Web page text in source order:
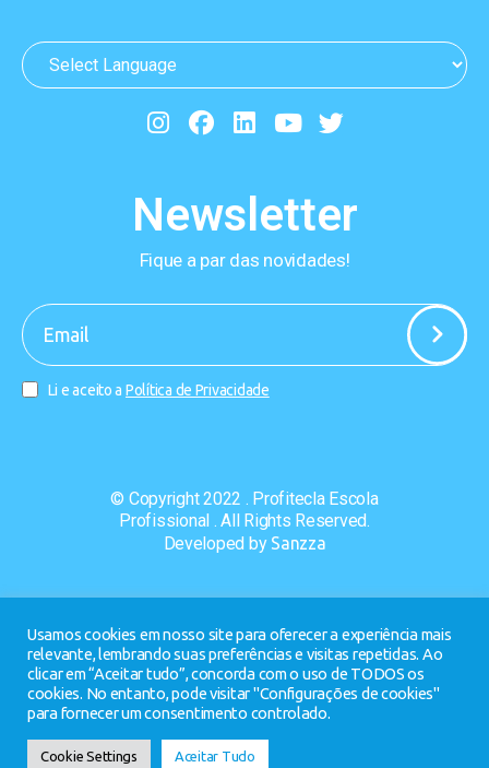
Newsletter
Fique a par das novidades!
Li e aceito a Política de Privacidade
-
© Copyright 2022 . Profitecla Escola
Profissional . All Rights Reserved.
Developed by Sanzza
Usamos cookies em nosso site para oferecer a experiência mais
relevante, lembrando suas preferências e visitas repetidas. Ao
clicar em “Aceitar tudo”, concorda com o uso de TODOS os
cookies. No entanto, pode visitar "Configurações de cookies"
para fornecer um consentimento controlado.
Cookie Settings Aceitar Tudo